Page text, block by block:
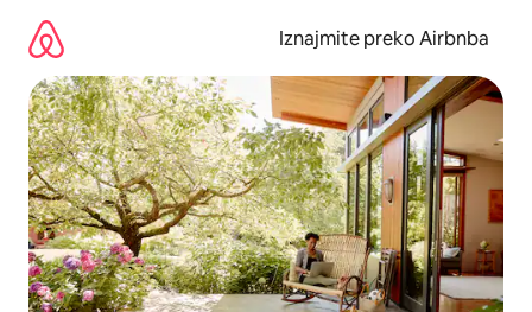
sadržaj
Iznajmite preko Airbnba